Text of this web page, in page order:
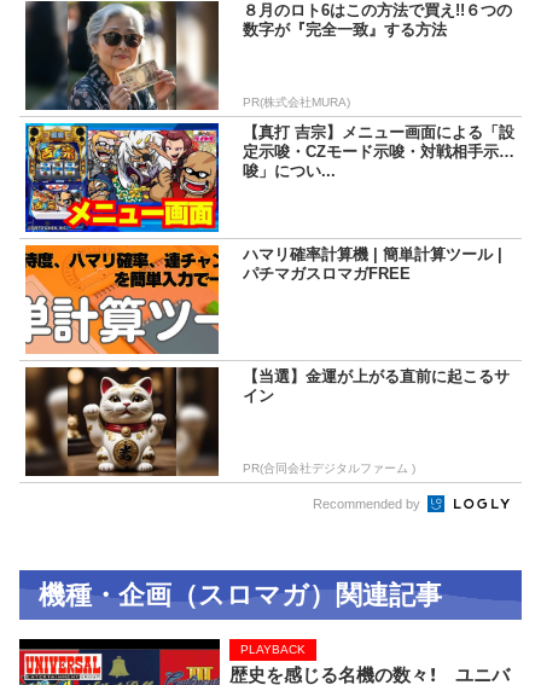
８月のロト6はこの方法で買え!!６つの
数字が『完全一致』する方法
PR(株式会社MURA)
【真打 吉宗】メニュー画面による「設
定示唆・CZモード示唆・対戦相手示
唆」につい...
ハマリ確率計算機 | 簡単計算ツール |
パチマガスロマガFREE
【当選】金運が上がる直前に起こるサ
イン
PR(合同会社デジタルファーム )
Recommended by
機種・企画（スロマガ）関連記事
歴史を感じる名機の数々！ ユニバ
PLAYBACK